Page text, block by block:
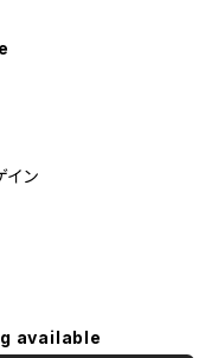
イン
available